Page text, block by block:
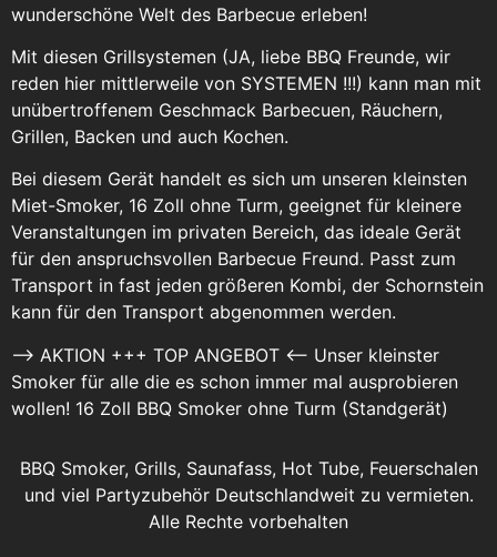
wunderschöne Welt des Barbecue erleben!
Mit diesen Grillsystemen (JA, liebe BBQ Freunde, wir
reden hier mittlerweile von SYSTEMEN !!!) kann man mit
unübertroffenem Geschmack Barbecuen, Räuchern,
Grillen, Backen und auch Kochen.
Bei diesem Gerät handelt es sich um unseren kleinsten
Miet-Smoker, 16 Zoll ohne Turm, geeignet für kleinere
Veranstaltungen im privaten Bereich, das ideale Gerät
für den anspruchsvollen Barbecue Freund. Passt zum
Transport in fast jeden größeren Kombi, der Schornstein
kann für den Transport abgenommen werden.
–> AKTION +++ TOP ANGEBOT <-- Unser kleinster
Smoker für alle die es schon immer mal ausprobieren
wollen! 16 Zoll BBQ Smoker ohne Turm (Standgerät)
BBQ Smoker, Grills, Saunafass, Hot Tube, Feuerschalen
und viel Partyzubehör Deutschlandweit zu vermieten.
Alle Rechte vorbehalten